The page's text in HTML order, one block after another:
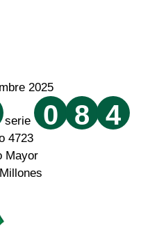
2025
serie 0 8 4
4723
Mayor